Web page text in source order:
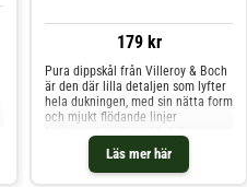
179 kr
Läs mer här
Pura dippskål från Villeroy & Boch
är den där lilla detaljen som lyfter
hela dukningen, med sin nätta form
och mjukt flödande linjer
inspirerade av lotusblad. Det rena
vita benporslinet ger ett modernt,
avskalat uttryck som låter
dippsåser, smårätter och tillbehör